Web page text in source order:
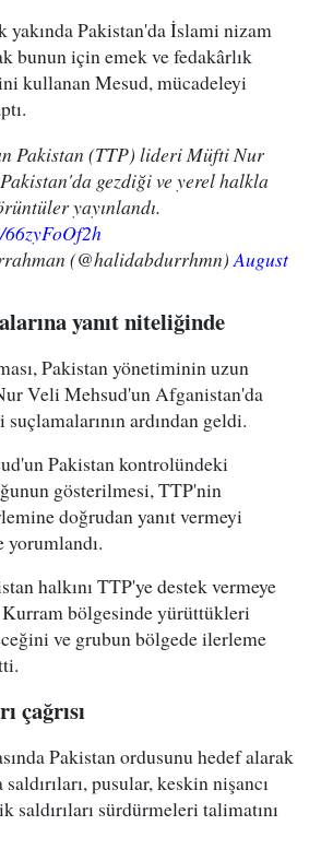
Pakistan'da İslami nizam
bunun için emek ve fedakârlık
kullanan Mesud, mücadeleyi
Pakistan (TTP) lideri Müfti Nur
gezdiği ve yerel halkla
yayınlandı.
(@halidabdurrhmn) August
yanıt niteliğinde
Pakistan yönetiminin uzun
Veli Mehsud'un Afganistan'da
suçlamalarının ardından geldi.
Pakistan kontrolündeki
gösterilmesi, TTP'nin
doğrudan yanıt vermeyi
yorumlandı.
halkını TTP'ye destek vermeye
bölgesinde yürüttükleri
ve grubun bölgede ilerleme
çağrısı
Pakistan ordusunu hedef alarak
pusular, keskin nişancı
saldırıları sürdürmeleri talimatını